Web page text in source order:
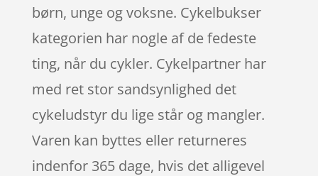
børn, unge og voksne. Cykelbukser
kategorien har nogle af de fedeste
ting, når du cykler. Cykelpartner har
med ret stor sandsynlighed det
cykeludstyr du lige står og mangler.
Varen kan byttes eller returneres
indenfor 365 dage, hvis det alligevel